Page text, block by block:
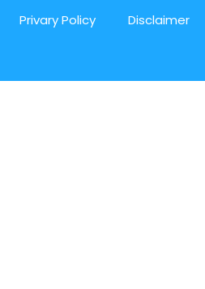
Privary Policy Disclaimer